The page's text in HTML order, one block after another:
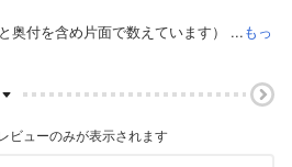
奥付を含め片面で数えています） ...もっ
ビューのみが表示されます